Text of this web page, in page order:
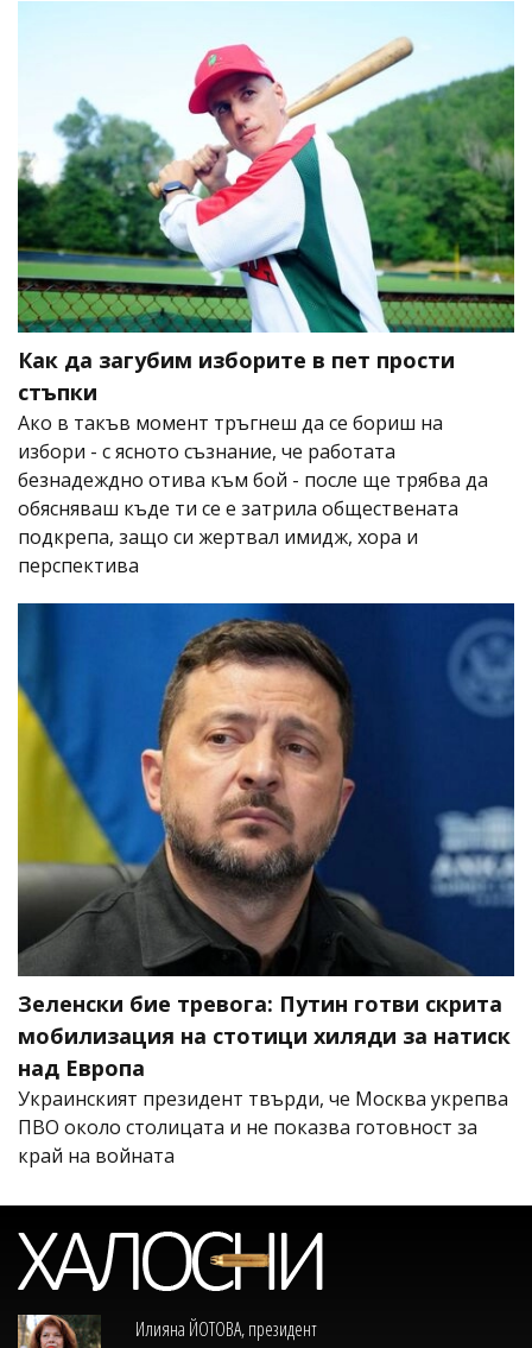
Как да загубим изборите в пет прости
стъпки
Ако в такъв момент тръгнеш да се бориш на
избори - с ясното съзнание, че работата
безнадеждно отива към бой - после ще трябва да
обясняваш къде ти се е затрила обществената
подкрепа, защо си жертвал имидж, хора и
перспектива
Зеленски бие тревога: Путин готви скрита
мобилизация на стотици хиляди за натиск
над Европа
Украинският президент твърди, че Москва укрепва
ПВО около столицата и не показва готовност за
край на войната
Илияна ЙОТОВА, президент